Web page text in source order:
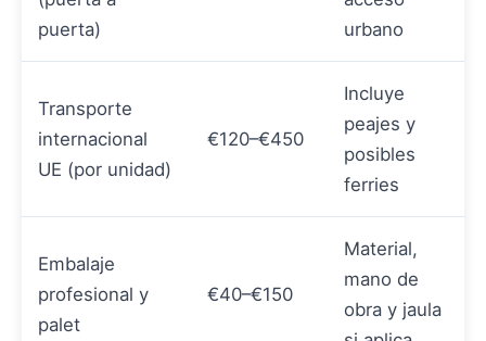
puerta)
urbano
Transporte
internacional
UE (por unidad)
€120–€450
Incluye
peajes y
posibles
ferries
Embalaje
profesional y
palet
€40–€150
Material,
mano de
obra y jaula